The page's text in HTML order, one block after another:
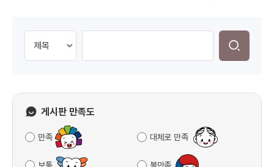
게시판 만족도
만족 대체로 만족